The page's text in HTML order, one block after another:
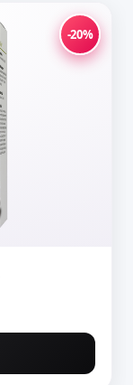
-20%